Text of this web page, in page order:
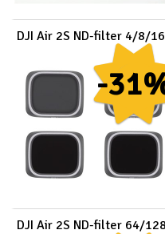
Modellbygg-
Modelljärnväg
Motor & tillbehör
Outlet
-
DJI Air 2S ND-filter 4/8/
DJI Air 2S ND-filter 64/